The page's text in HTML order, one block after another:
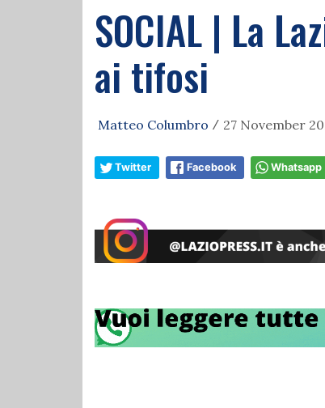
SOCIAL | La
ai tifosi
Matteo Columbro / 27 November
Twitter Facebook Whatsapp